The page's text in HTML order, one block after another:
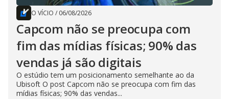
O VÍCIO / 06/08/2026
Capcom não se preocupa com
fim das mídias físicas; 90% das
vendas já são digitais
O estúdio tem um posicionamento semelhante ao da
Ubisoft O post Capcom não se preocupa com fim das
mídias físicas; 90% das vendas...